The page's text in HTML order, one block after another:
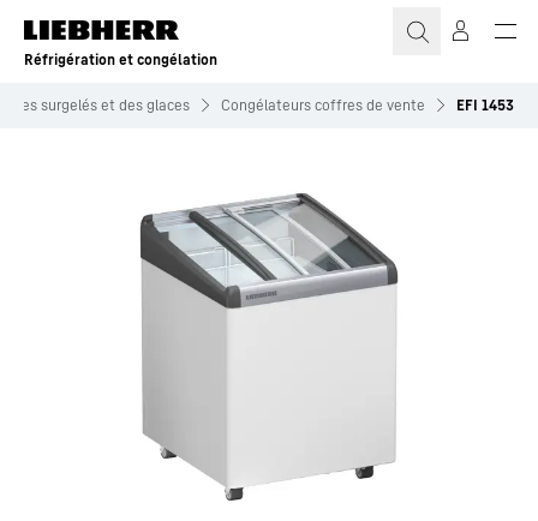
Réfrigération et congélation
des surgelés et des glaces Congélateurs coffres de vente EFI 1453